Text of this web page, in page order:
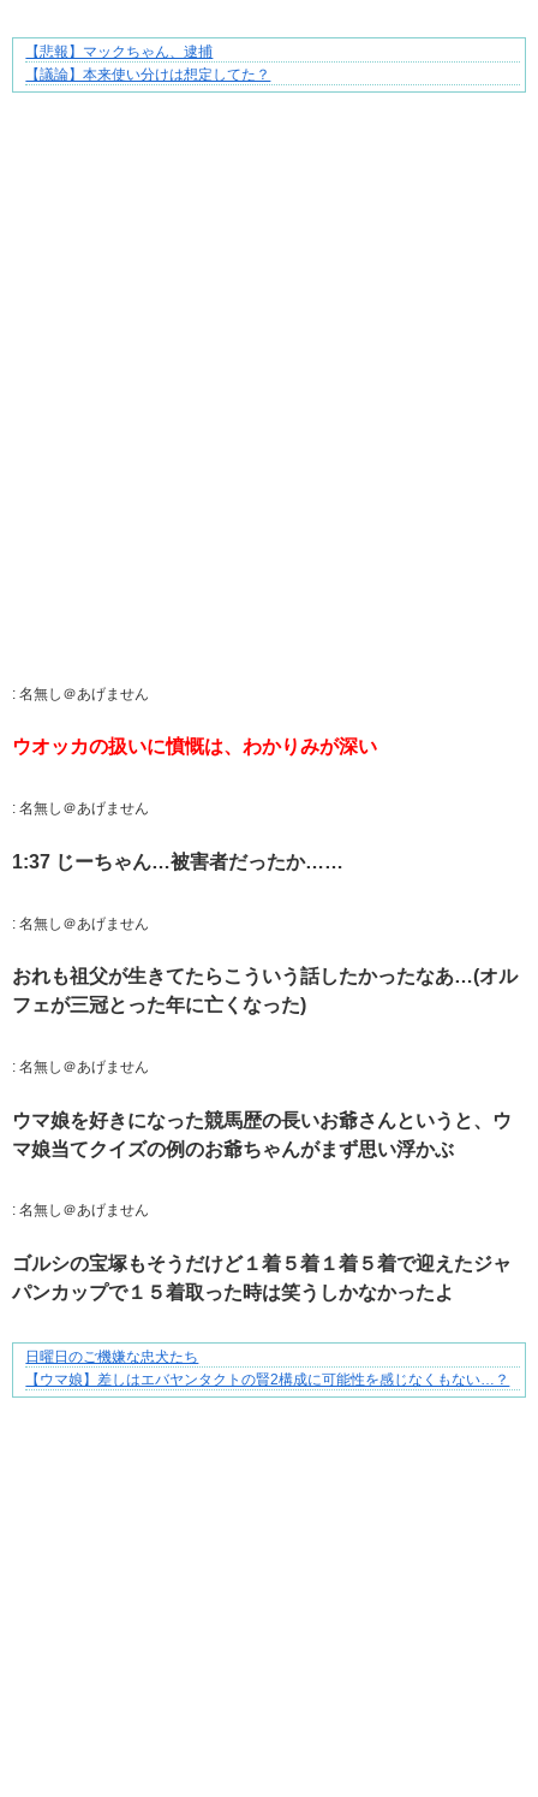
身近すぎる“厄介な人たち”が大集合！
【悲報】マックちゃん、逮捕
【議論】本来使い分けは想定してた？
: 名無し＠あげません
ウオッカの扱いに憤慨は、わかりみが深い
: 名無し＠あげません
1:37 じーちゃん…被害者だったか……
: 名無し＠あげません
おれも祖父が生きてたらこういう話したかったなあ…(オル
フェが三冠とった年に亡くなった)
: 名無し＠あげません
ウマ娘を好きになった競馬歴の長いお爺さんというと、ウ
マ娘当てクイズの例のお爺ちゃんがまず思い浮かぶ
: 名無し＠あげません
ゴルシの宝塚もそうだけど１着５着１着５着で迎えたジャ
パンカップで１５着取った時は笑うしかなかったよ
先輩と後輩、距離が変わった日から始まる恋
日曜日のご機嫌な忠犬たち
【ウマ娘】差しはエバヤンタクトの賢2構成に可能性を感じなくもない…？